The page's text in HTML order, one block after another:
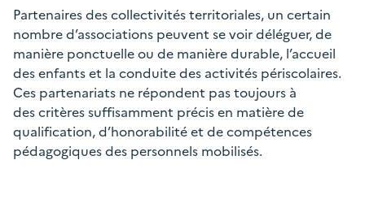
Partenaires des collectivités territoriales, un certain
nombre d’associations peuvent se voir déléguer, de
manière ponctuelle ou de manière durable, l’accueil
des enfants et la conduite des activités périscolaires.
Ces partenariats ne répondent pas toujours à
des critères suffisamment précis en matière de
qualification, d’honorabilité et de compétences
pédagogiques des personnels mobilisés.